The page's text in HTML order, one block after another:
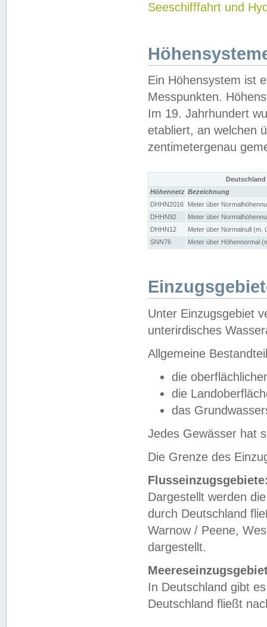
Seeschifffahrt und
Ein Höhensystem ist
Messpunkten.
Im 19. Jahrhundert
etabliert, an welchen
zentimetergenau
Höhennetz Bezeichnung
DHHN2016
Meter über
DHHN92
Meter über
DHHN12
Meter über Normalnull (m.
SNN76
Meter über Höhennormal
Unter Einzugsgebiet
unterirdisches
Allgemeine
die
die
das
Jedes Gewässer hat
Die Grenze des
Dargestellt werden
durch Deutschland
Warnow / Peene,
dargestellt.
In Deutschland gibt
Deutschland fließt